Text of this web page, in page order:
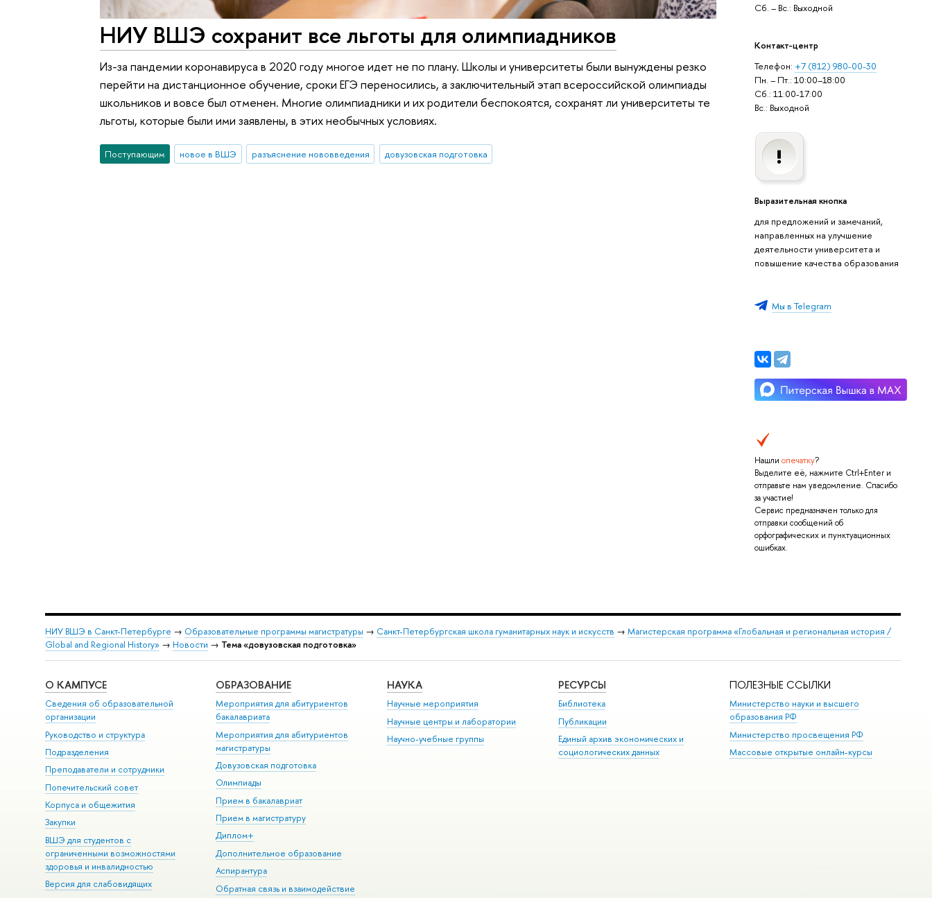
Сб. – Вс.: Выходной
Контакт-центр
Телефон: +7 (812) 980-00-30
Пн. – Пт.: 10:00–18:00
Сб.: 11:00-17:00
Вс.: Выходной
Выразительная кнопка
для предложений и замечаний,
направленных на улучшение
деятельности университета и
повышение качества образования
Мы в Telegram
Нашли опечатку?
Выделите её, нажмите Ctrl+Enter и
отправьте нам уведомление. Спасибо
за участие!
Сервис предназначен только для
отправки сообщений об
орфографических и пунктуационных
ошибках.
НИУ ВШЭ сохранит все льготы для олимпиадников
Из-за пандемии коронавируса в 2020 году многое идет не по плану. Школы и университеты были вынуждены резко
перейти на дистанционное обучение, сроки ЕГЭ переносились, а заключительный этап всероссийской олимпиады
школьников и вовсе был отменен. Многие олимпиадники и их родители беспокоятся, сохранят ли университеты те
льготы, которые были ими заявлены, в этих необычных условиях.
Поступающим новое в ВШЭ разъяснение нововведения довузовская подготовка
НИУ ВШЭ в Санкт-Петербурге → Образовательные программы магистратуры → Санкт-Петербургская школа гуманитарных наук и искусств → Магистерская программа «Глобальная и региональная история /
Global and Regional History» → Новости → Тема «довузовская подготовка»
О КАМПУСЕ
Сведения об образовательной
организации
Руководство и структура
Подразделения
Преподаватели и сотрудники
Попечительский совет
Корпуса и общежития
Закупки
ВШЭ для студентов с
ограниченными возможностями
здоровья и инвалидностью
Версия для слабовидящих
ОБРАЗОВАНИЕ
Мероприятия для абитуриентов
бакалавриата
Мероприятия для абитуриентов
магистратуры
Довузовская подготовка
Олимпиады
Прием в бакалавриат
Прием в магистратуру
Диплом+
Дополнительное образование
Аспирантура
Обратная связь и взаимодействие
НАУКА
Научные мероприятия
Научные центры и лаборатории
Научно-учебные группы
РЕСУРСЫ
Библиотека
Публикации
Единый архив экономических и
социологических данных
ПОЛЕЗНЫЕ ССЫЛКИ
Министерство науки и высшего
образования РФ
Министерство просвещения РФ
Массовые открытые онлайн-курсы